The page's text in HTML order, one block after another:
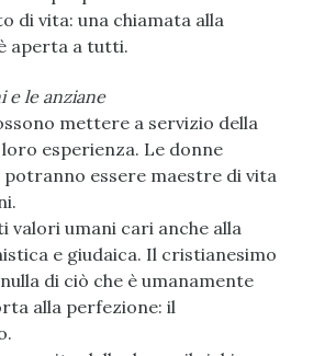
di vita: una chiamata alla
aperta a tutti.
e le anziane
mettere a servizio della
esperienza. Le donne
essere maestre di vita
valori umani cari anche alla
e giudaica. Il cristianesimo
di ciò che è umanamente
alla perfezione: il